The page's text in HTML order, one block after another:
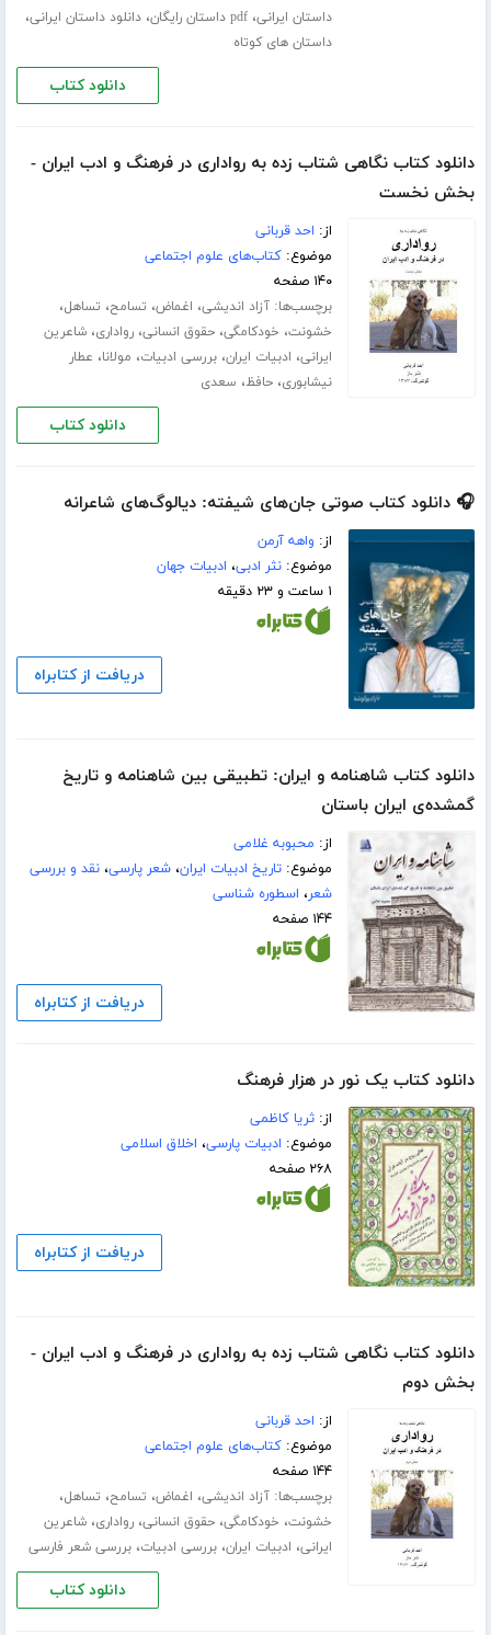
داستان ایرانی،pdf داستان رایگان ،دانلود داستان ایرانی،
داستان های کوتاه
دانلود کتاب
دانلود کتاب نگاهی شتاب زده به رواداری در فرهنگ و ادب ایران -
بخش نخست
از: احد قربانی
موضوع:کتاب‌های علوم اجتماعی
۱۴۰ صفحه
برچسب‌ها:آزاد اندیشی، اغماض، تسامح، تساهل،
خشونت، خودکامگی،حقوق انسانی،رواداری،شاعرین
ایرانی، ادبیات ایران،بررسی ادبیات، مولانا، عطار
نیشابوری،حافظ، سعدی
دانلود کتاب
🎧 دانلود کتاب صوتی جان‌های شیفته: دیالوگ‌های شاعرانه
از: واهه آرمن
موضوع:نثر ادبی، ادبیات جهان
۱ ساعت و ۲۳ دقیقه
دریافت از کتابراه
دانلود کتاب شاهنامه و ایران: تطبیقی بین شاهنامه و تاریخ
گمشده‌ی ایران باستان
از: محبوبه غلامی
موضوع:تاریخ ادبیات ایران،شعر پارسی،نقد و بررسی
شعر، اسطوره شناسی
۱۴۴ صفحه
دریافت از کتابراه
دانلود کتاب یک نور در هزار فرهنگ
از:ثریا کاظمی
موضوع: ادبیات پارسی، اخلاق اسلامی
۲۶۸ صفحه
دریافت از کتابراه
دانلود کتاب نگاهی شتاب زده به رواداری در فرهنگ و ادب ایران -
بخش دوم
از: احد قربانی
موضوع:کتاب‌های علوم اجتماعی
۱۴۴ صفحه
برچسب‌ها:آزاد اندیشی، اغماض، تسامح، تساهل،
خشونت، خودکامگی،حقوق انسانی،رواداری،شاعرین
ایرانی، ادبیات ایران،بررسی ادبیات،بررسی شعر فارسی
دانلود کتاب